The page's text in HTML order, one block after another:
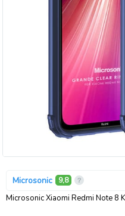
Microsonic 9,8
Microsonic Xiaomi Redmi Note 8